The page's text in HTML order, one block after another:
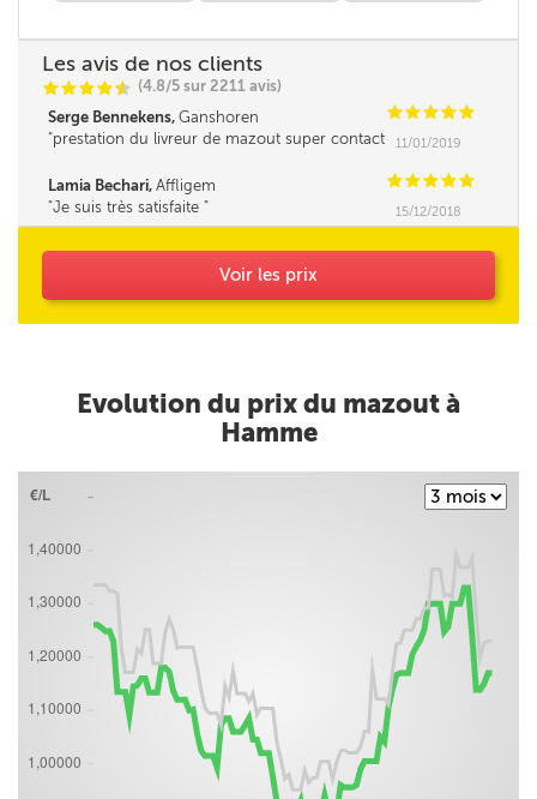
Les avis de nos clients
CCCCi
@ (4.8/5 sur 2211 avis)
Serge Bennekens, Ganshoren CCCCC
prestation du livreur de mazout super contact
11/01/2019
Lamia Bechari, Affligem CCCCC
Je suis très satisfaite
15/12/2018
Voir les prix
Evolution du prix du mazout à
Hamme